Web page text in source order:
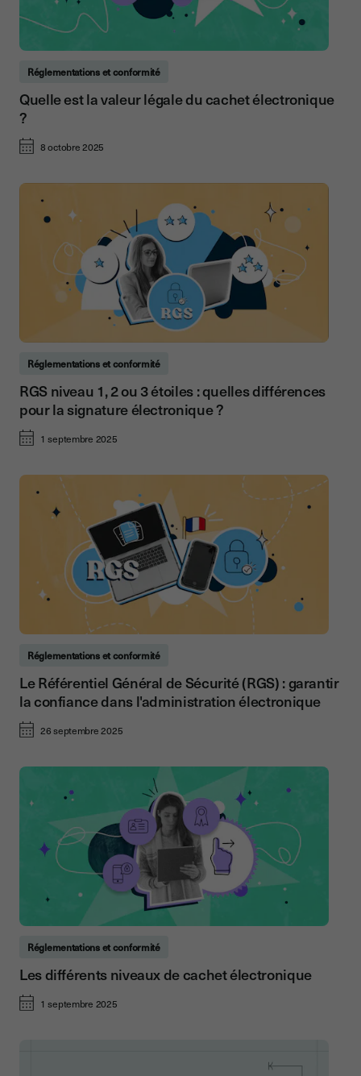
Réglementations et conformité
Quelle est la valeur légale du cachet électronique
?
8 octobre 2025
Réglementations et conformité
RGS niveau 1, 2 ou 3 étoiles : quelles différences
pour la signature électronique ?
1 septembre 2025
Réglementations et conformité
Le Référentiel Général de Sécurité (RGS) : garantir
la confiance dans l'administration électronique
26 septembre 2025
Réglementations et conformité
Les différents niveaux de cachet électronique
1 septembre 2025